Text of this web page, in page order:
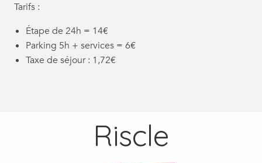
Tarifs :
Étape de 24h = 14€
Parking 5h + services = 6€
Taxe de séjour : 1,72€
Riscle